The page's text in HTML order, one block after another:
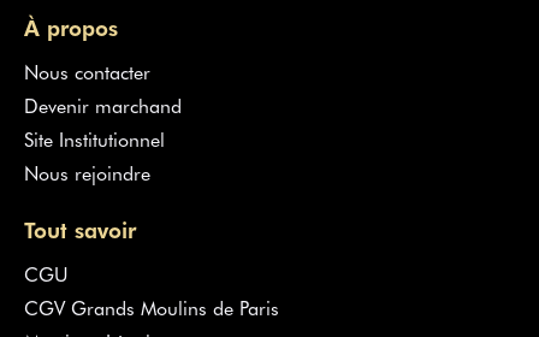
À propos
Nous contacter
Devenir marchand
Site Institutionnel
Nous rejoindre
Tout savoir
CGU
CGV Grands Moulins de Paris